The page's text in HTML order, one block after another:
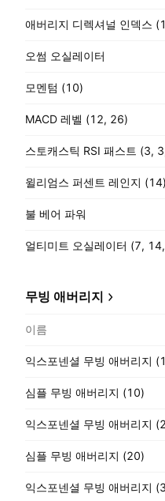
애버리지 디렉셔널 인덱스
오썸 오실레이터
모멘텀 (10)
MACD 레벨 (12, 26)
스토캐스틱 RSI 패스트 (3,
윌리엄스 퍼센트 레인지 (14)
불 베어 파워
얼티미트 오실레이터 (7,
무빙 애버리지
이름
익스포넨셜 무빙 애버리지
심플 무빙 애버리지 (10)
익스포넨셜 무빙 애버리지
심플 무빙 애버리지 (20)
익스포넨셜 무빙 애버리지